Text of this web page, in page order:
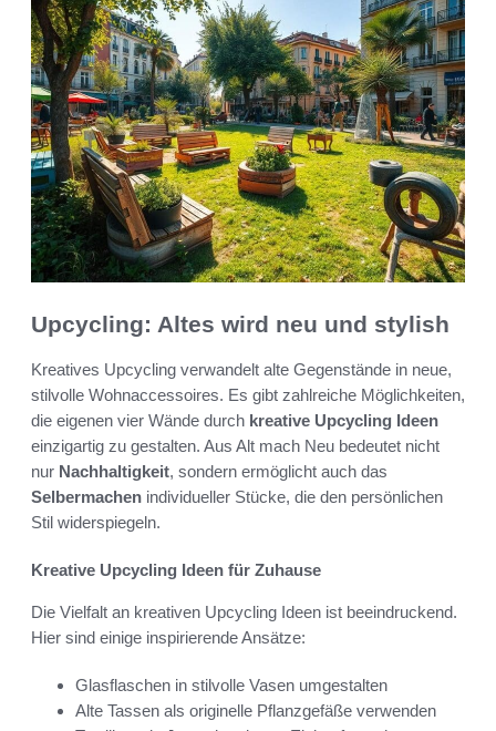
Upcycling: Altes wird neu und stylish
Kreatives Upcycling verwandelt alte Gegenstände in neue,
stilvolle Wohnaccessoires. Es gibt zahlreiche Möglichkeiten,
die eigenen vier Wände durch kreative Upcycling Ideen
einzigartig zu gestalten. Aus Alt mach Neu bedeutet nicht
nur Nachhaltigkeit, sondern ermöglicht auch das
Selbermachen individueller Stücke, die den persönlichen
Stil widerspiegeln.
Kreative Upcycling Ideen für Zuhause
Die Vielfalt an kreativen Upcycling Ideen ist beeindruckend.
Hier sind einige inspirierende Ansätze:
Glasflaschen in stilvolle Vasen umgestalten
Alte Tassen als originelle Pflanzgefäße verwenden